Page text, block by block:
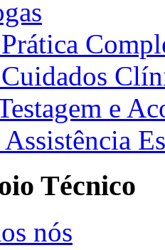
e
Assistência
Técnico
nós